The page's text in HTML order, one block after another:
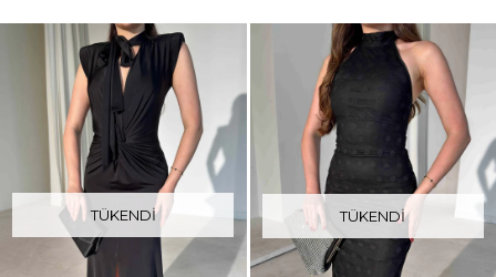
TÜKENDI TÜKENDI